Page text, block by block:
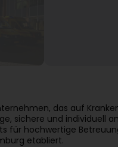
das auf
sichere und individuell
für hochwertige
etabliert.